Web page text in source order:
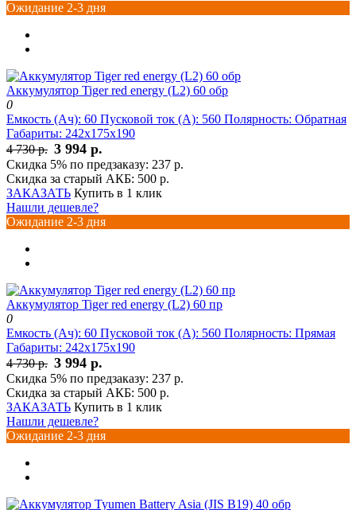
Ожидание 2-3 дня
Аккумулятор Tiger red energy (L2) 60 обр
0
Емкость (Ач): 60 Пусковой ток (А): 560 Полярность: Обратная
Габариты: 242x175x190
4 730 р. 3 994 р.
Скидка 5% по предзаказу: 237 р.
Скидка за старый АКБ: 500 р.
ЗАКАЗАТЬ Купить в 1 клик
Нашли дешевле?
Ожидание 2-3 дня
Аккумулятор Tiger red energy (L2) 60 пр
0
Емкость (Ач): 60 Пусковой ток (А): 560 Полярность: Прямая
Габариты: 242x175x190
4 730 р. 3 994 р.
Скидка 5% по предзаказу: 237 р.
Скидка за старый АКБ: 500 р.
ЗАКАЗАТЬ Купить в 1 клик
Нашли дешевле?
Ожидание 2-3 дня